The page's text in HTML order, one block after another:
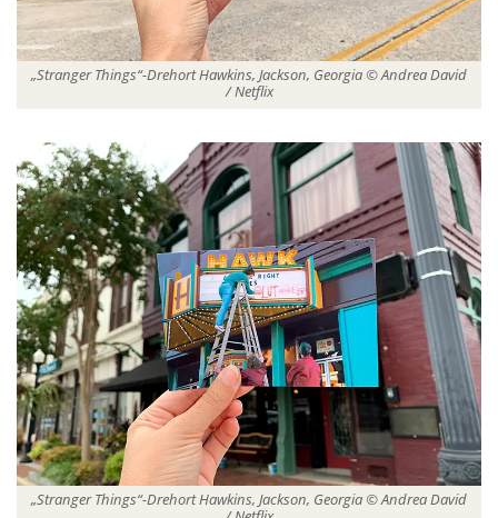
„Stranger Things“-Drehort Hawkins, Jackson, Georgia © Andrea David
/ Netflix
„Stranger Things“-Drehort Hawkins, Jackson, Georgia © Andrea David